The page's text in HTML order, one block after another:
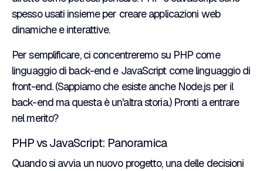
spesso usati insieme per creare applicazioni web
dinamiche e interattive.
Per semplificare, ci concentreremo su PHP come
linguaggio di back-end e JavaScript come linguaggio di
front-end. (Sappiamo che esiste anche Node.js per il
back-end ma questa è un'altra storia.) Pronti a entrare
nel merito?
PHP vs JavaScript: Panoramica
Quando si avvia un nuovo progetto, una delle decisioni